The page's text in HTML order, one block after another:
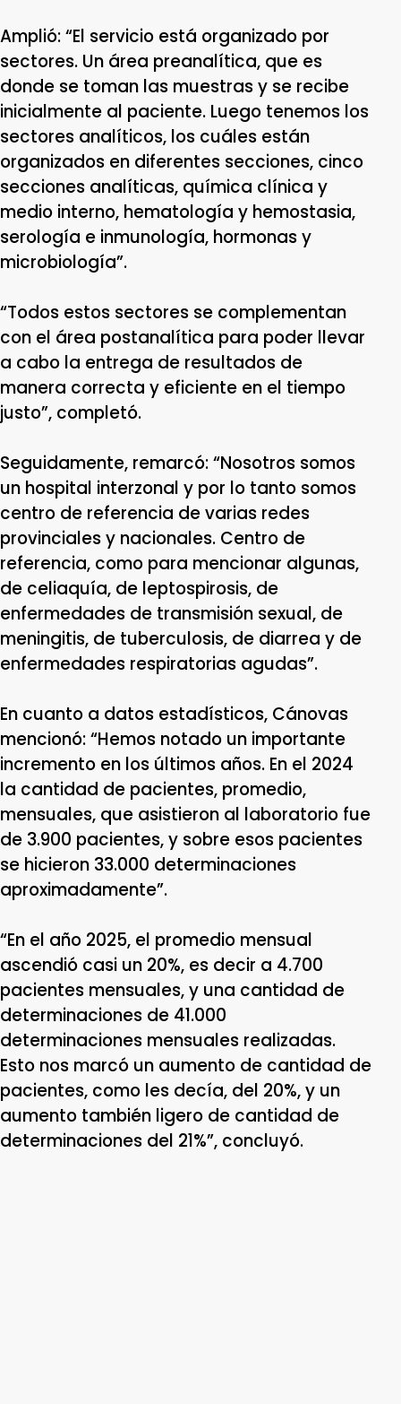
Amplió: “El servicio está organizado por
sectores. Un área preanalítica, que es
donde se toman las muestras y se recibe
inicialmente al paciente. Luego tenemos los
sectores analíticos, los cuáles están
organizados en diferentes secciones, cinco
secciones analíticas, química clínica y
medio interno, hematología y hemostasia,
serología e inmunología, hormonas y
microbiología”.
“Todos estos sectores se complementan
con el área postanalítica para poder llevar
a cabo la entrega de resultados de
manera correcta y eficiente en el tiempo
justo”, completó.
Seguidamente, remarcó: “Nosotros somos
un hospital interzonal y por lo tanto somos
centro de referencia de varias redes
provinciales y nacionales. Centro de
referencia, como para mencionar algunas,
de celiaquía, de leptospirosis, de
enfermedades de transmisión sexual, de
meningitis, de tuberculosis, de diarrea y de
enfermedades respiratorias agudas”.
En cuanto a datos estadísticos, Cánovas
mencionó: “Hemos notado un importante
incremento en los últimos años. En el 2024
la cantidad de pacientes, promedio,
mensuales, que asistieron al laboratorio fue
de 3.900 pacientes, y sobre esos pacientes
se hicieron 33.000 determinaciones
aproximadamente”.
“En el año 2025, el promedio mensual
ascendió casi un 20%, es decir a 4.700
pacientes mensuales, y una cantidad de
determinaciones de 41.000
determinaciones mensuales realizadas.
Esto nos marcó un aumento de cantidad de
pacientes, como les decía, del 20%, y un
aumento también ligero de cantidad de
determinaciones del 21%”, concluyó.